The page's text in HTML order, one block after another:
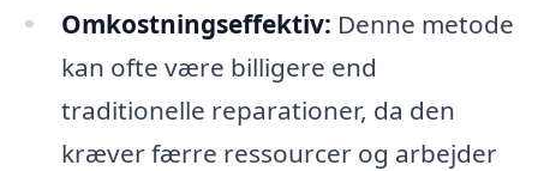
Omkostningseffektiv: Denne metode
kan ofte være billigere end
traditionelle reparationer, da den
kræver færre ressourcer og arbejder